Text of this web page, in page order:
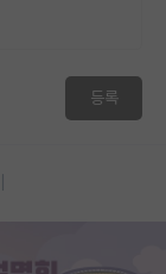
등록